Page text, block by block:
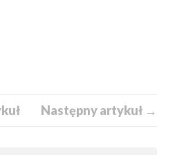
Następny artykuł →